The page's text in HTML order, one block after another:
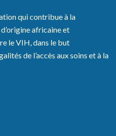
qui contribue à la
africaine et
le VIH, dans le but
de l’accès aux soins et à la